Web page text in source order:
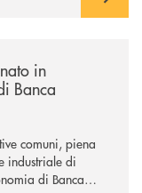
in
Banca
comuni, piena
industriale di
di Banca